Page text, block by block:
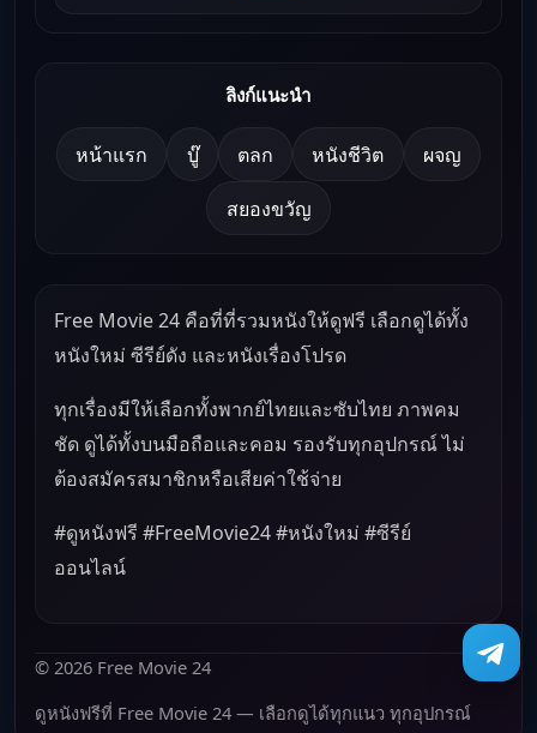
ลิงก์แนะนำ
หน้าแรก บู๊ ตลก หนังชีวิต ผจญ
สยองขวัญ
Free Movie 24 คือที่ที่รวมหนังให้ดูฟรี เลือกดูได้ทั้ง
หนังใหม่ ซีรีย์ดัง และหนังเรื่องโปรด
ทุกเรื่องมีให้เลือกทั้งพากย์ไทยและซับไทย ภาพคม
ชัด ดูได้ทั้งบนมือถือและคอม รองรับทุกอุปกรณ์ ไม่
ต้องสมัครสมาชิกหรือเสียค่าใช้จ่าย
#ดูหนังฟรี #FreeMovie24 #หนังใหม่ #ซีรีย์
ออนไลน์
© 2026 Free Movie 24
ดูหนังฟรีที่ Free Movie 24 — เลือกดูได้ทุกแนว ทุกอุปกรณ์